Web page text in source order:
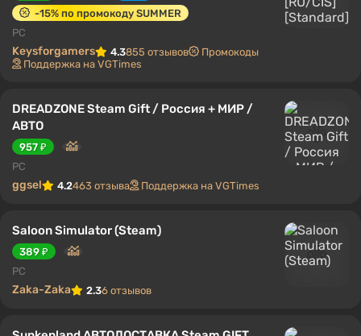
-15% по промокоду SUMMER
PC
Keysforgamers 4.3855 отзывов
Промокоды
Поддержка на VGTimes
DREADZONE Steam Gift / Россия + МИР /
АВТО
957 ₽
PC
ggsel 4.2463 отзыва Поддержка на VGTimes
Saloon Simulator (Steam)
389 ₽
PC
Zaka-Zaka 2.36 отзывов